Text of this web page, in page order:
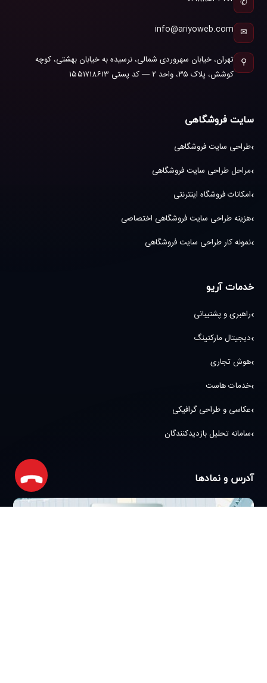
✉
info@ariyoweb.com
⚲
تهران، خیابان سهروردی شمالی، نرسیده به خیابان بهشتی، کوچه
کوشش، پلاک ۳۵، واحد ۲ — کد پستی ۱۵۵۱۷۱۸۶۱۳
سایت فروشگاهی
طراحی سایت فروشگاهی
مراحل طراحی سایت فروشگاهی
امکانات فروشگاه اینترنتی
هزینه طراحی سایت فروشگاهی اختصاصی
نمونه کار طراحی سایت فروشگاهی
خدمات آریو
راهبری و پشتیبانی
دیجیتال مارکتینگ
هوش تجاری
خدمات هاست
عکاسی و طراحی گرافیکی
سامانه تحلیل بازدیدکنندگان
آدرس و نمادها